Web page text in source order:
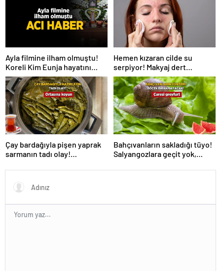
Ayla filmine ilham olmuştu!
Koreli Kim Eunja hayatını
kaybetti
Hemen kızaran cilde su
serpiyor! Makyaj dert
olmayacak, 2 ürün yetiyor
Çay bardağıyla pişen yaprak
sarmanın tadı olay!
Bahçıvanların sakladığı tüyo!
Salyangozlara geçit yok,